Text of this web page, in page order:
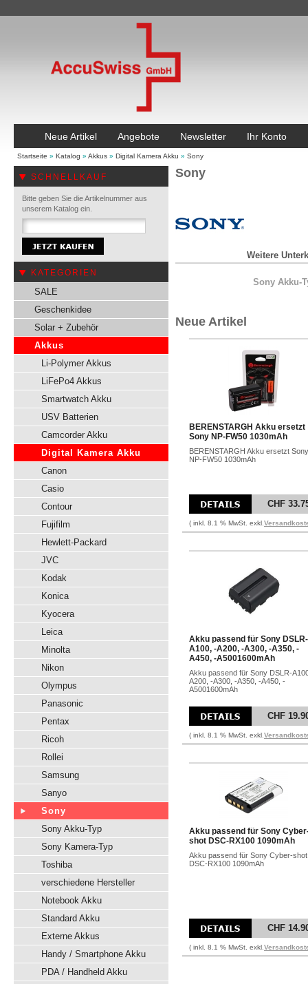
Neue Artikel Angebote Newsletter Ihr Konto
Startseite » Katalog » Akkus » Digital Kamera Akku » Sony
SCHNELLKAUF
Bitte geben Sie die Artikelnummer aus
unserem Katalog ein.
KATEGORIEN
SALE
Geschenkidee
Solar + Zubehör
Akkus
Li-Polymer Akkus
LiFePo4 Akkus
Smartwatch Akku
USV Batterien
Camcorder Akku
Digital Kamera Akku
Canon
Casio
Contour
Fujifilm
Hewlett-Packard
JVC
Kodak
Konica
Kyocera
Leica
Minolta
Nikon
Olympus
Panasonic
Pentax
Ricoh
Rollei
Samsung
Sanyo
Sony
Sony Akku-Typ
Sony Kamera-Typ
Toshiba
verschiedene Hersteller
Notebook Akku
Standard Akku
Externe Akkus
Handy / Smartphone Akku
PDA / Handheld Akku
Sony
Weitere
Sony Akku-
Neue Artikel
BERENSTARGH Akku ersetzt
Sony NP-FW50 1030mAh
BERENSTARGH Akku ersetzt Sony
NP-FW50 1030mAh
CHF
( inkl. 8.1 % MwSt. exkl.
Akku passend für Sony DSLR-
A100, -A200, -A300, -A350, -
A450, -A5001600mAh
Akku passend für Sony DSLR-
A200, -A300, -A350, -A450, -
A5001600mAh
CHF
( inkl. 8.1 % MwSt. exkl.
Akku passend für Sony
shot DSC-RX100 1090mAh
Akku passend für Sony Cyber-shot
DSC-RX100 1090mAh
CHF
( inkl. 8.1 % MwSt. exkl.